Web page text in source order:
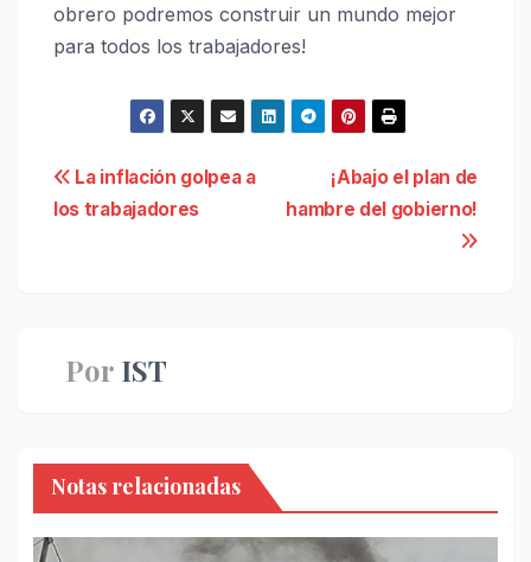
obrero podremos construir un mundo mejor
para todos los trabajadores!
Navegación
de
¡Abajo el plan de
hambre del gobierno!
La inflación golpea a
los trabajadores
Por IST
Notas relacionadas